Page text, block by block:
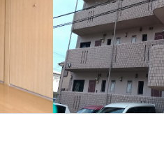
すすめ物件でました！！ コ